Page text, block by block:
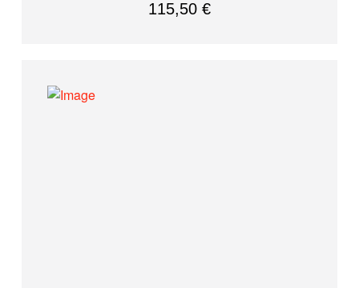
115,50 €